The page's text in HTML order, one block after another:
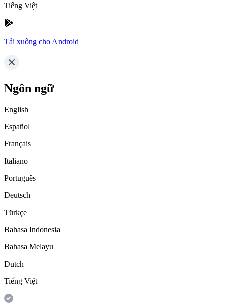
Tiếng Việt
Tải xuống cho Android
Ngôn ngữ
English
Español
Français
Italiano
Português
Deutsch
Türkçe
Bahasa Indonesia
Bahasa Melayu
Dutch
Tiếng Việt